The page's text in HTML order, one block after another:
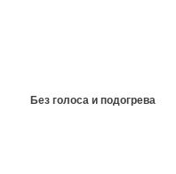
Без голоса и подогрева